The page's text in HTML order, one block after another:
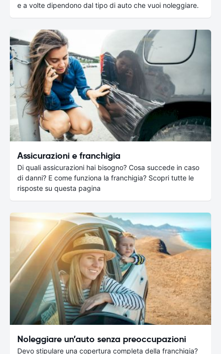
e a volte dipendono dal tipo di auto che vuoi noleggiare.
Assicurazioni e franchigia
Di quali assicurazioni hai bisogno? Cosa succede in caso
di danni? E come funziona la franchigia? Scopri tutte le
risposte su questa pagina
Noleggiare un’auto senza preoccupazioni
Devo stipulare una copertura completa della franchigia?